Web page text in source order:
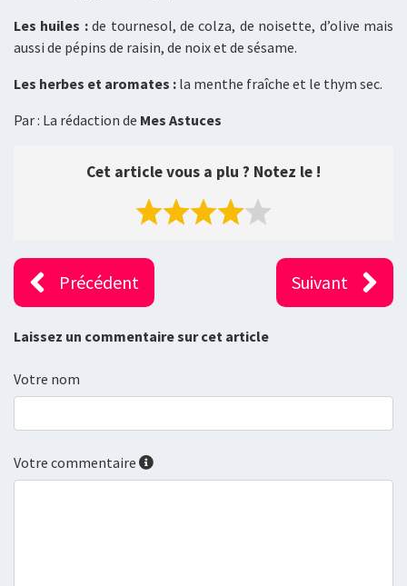
Les huiles :de tournesol, de colza, de noisette, d’olive mais
aussi de pépins de raisin, de noix et de sésame.
Les herbes et aromates : la menthe fraîche et le thym sec.
Par : La rédaction de Mes Astuces
Cet article vous a plu ? Notez le !
Précédent Suivant
Laissez un commentaire sur cet article
Votre nom
Votre commentaire